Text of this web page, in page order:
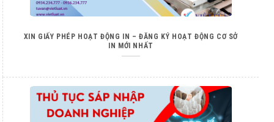
XIN GIẤY PHÉP HOẠT ĐỘNG IN – ĐĂNG KÝ HOẠT ĐỘNG CƠ SỞ
IN MỚI NHẤT